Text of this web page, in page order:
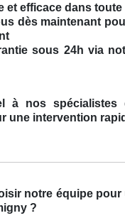
et efficace dans toute
dès maintenant
sous 24h via
à nos spécialistes
une intervention
notre équipe
?